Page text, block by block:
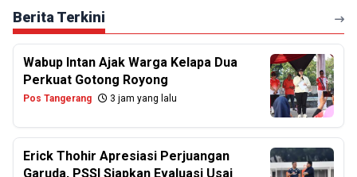
Berita Terkini
Wabup Intan Ajak Warga Kelapa Dua
Perkuat Gotong Royong
Pos Tangerang 3 jam yang lalu
Erick Thohir Apresiasi Perjuangan
Garuda, PSSI Siapkan Evaluasi Usai